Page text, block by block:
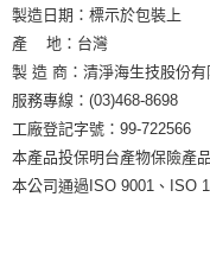
製造日期：標示於包裝上
產 地：台灣
製 造 商：清淨海生技股份有
服務專線：(03)468-8698
工廠登記字號：99-722566
本產品投保明台產物保險產
本公司通過ISO 9001、ISO